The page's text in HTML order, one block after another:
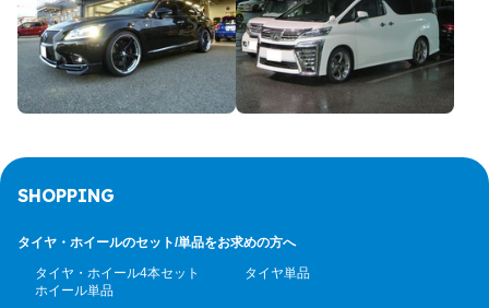
SHOPPING
タイヤ・ホイールのセット/単品をお求めの方へ
タイヤ・ホイール4本セット
タイヤ単品
ホイール単品